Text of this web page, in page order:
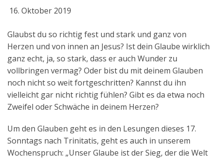
Geistliches Wort
Termine
Aktuelles
Kontakt
English
16. Oktober 2019
Glaubst du so richtig fest und stark und ganz von
Herzen und von innen an Jesus? Ist dein Glaube wirklich
ganz echt, ja, so stark, dass er auch Wunder zu
vollbringen vermag? Oder bist du mit deinem Glauben
noch nicht so weit fortgeschritten? Kannst du ihn
vielleicht gar nicht richtig fühlen? Gibt es da etwa noch
Zweifel oder Schwäche in deinem Herzen?
Um den Glauben geht es in den Lesungen dieses 17.
Sonntags nach Trinitatis, geht es auch in unserem
Wochenspruch: „Unser Glaube ist der Sieg, der die Welt